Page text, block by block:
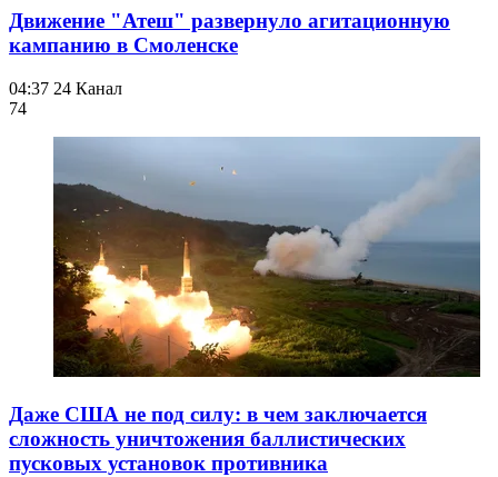
Движение "Атеш" развернуло агитационную
кампанию в Смоленске
04:37 24 Канал
74
Даже США не под силу: в чем заключается
сложность уничтожения баллистических
пусковых установок противника